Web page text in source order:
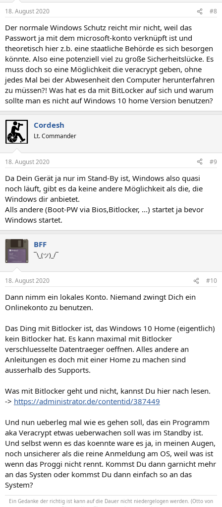
18. August 2020 #8
Der normale Windows Schutz reicht mir nicht, weil das
Passwort ja mit dem microsoft-konto verknüpft ist und
theoretisch hier z.b. eine staatliche Behörde es sich besorgen
könnte. Also eine potenziell viel zu große Sicherheitslücke. Es
muss doch so eine Möglichkeit die veracrypt geben, ohne
jedes Mal bei der Abwesenheit den Computer herunterfahren
zu müssen?! Was hat es da mit BitLocker auf sich und warum
sollte man es nicht auf Windows 10 home Version benutzen?
Cordesh
Lt. Commander
18. August 2020 #9
Da Dein Gerät ja nur im Stand-By ist, Windows also quasi
noch läuft, gibt es da keine andere Möglichkeit als die, die
Windows dir anbietet.
Alls andere (Boot-PW via Bios,Bitlocker, ...) startet ja bevor
Windows startet.
BFF
¯\_(ツ)_/¯
18. August 2020 #10
Dann nimm ein lokales Konto. Niemand zwingt Dich ein
Onlinekonto zu benutzen.
Das Ding mit Bitlocker ist, das Windows 10 Home (eigentlich)
kein Bitlocker hat. Es kann maximal mit Bitlocker
verschluesselte Datentraeger oeffnen. Alles andere an
Anleitungen es doch mit einer Home zu machen sind
ausserhalb des Supports.
Was mit Bitlocker geht und nicht, kannst Du hier nach lesen.
-> https://administrator.de/contentid/387449
Und nun ueberleg mal wie es gehen soll, das ein Programm
aka Veracrypt etwas ueberwachen soll was im Standby ist.
Und selbst wenn es das koennte ware es ja, in meinen Augen,
noch unsicherer als die reine Anmeldung am OS, weil was ist
wenn das Proggi nicht rennt. Kommst Du dann garnicht mehr
an das Systen oder kommst Du dann einfach so an das
System?
Ein Gedanke der richtig ist kann auf die Dauer nicht niedergelogen werden. (Otto von